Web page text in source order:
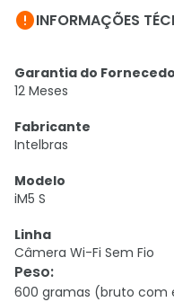
INFORMAÇÕES
Garantia do
12 Meses
Fabricante
Intelbras
Modelo
iM5 S
Linha
Câmera Wi-Fi Sem Fio
Peso:
600 gramas (bruto com